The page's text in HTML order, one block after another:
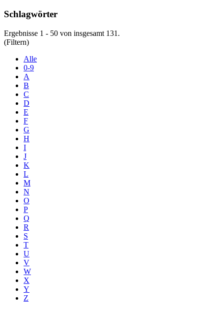
Schlagwörter
Ergebnisse 1 - 50 von insgesamt 131.
(Filtern)
Alle
0-9
A
B
C
D
E
F
G
H
I
J
K
L
M
N
O
P
Q
R
S
T
U
V
W
X
Y
Z